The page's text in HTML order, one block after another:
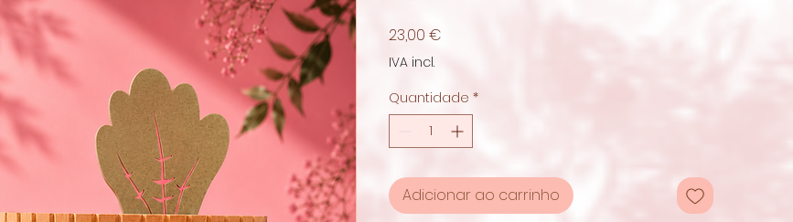
23,00 €
IVA incl.
Quantidade *
Adicionar ao carrinho